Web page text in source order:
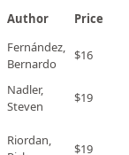
Author
Price
Fernández,
Bernardo
$16
Nadler,
Steven
$19
Riordan,
$19